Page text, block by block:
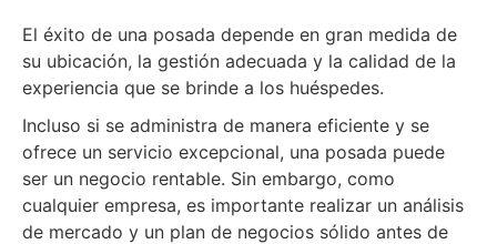
El éxito de una posada depende en gran medida de
su ubicación, la gestión adecuada y la calidad de la
experiencia que se brinde a los huéspedes.
Incluso si se administra de manera eficiente y se
ofrece un servicio excepcional, una posada puede
ser un negocio rentable. Sin embargo, como
cualquier empresa, es importante realizar un análisis
de mercado y un plan de negocios sólido antes de